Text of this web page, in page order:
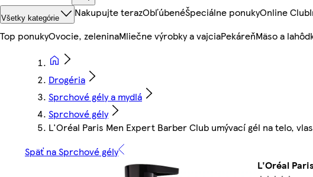
Všetky kategórie Nakupujte terazObľúbenéŠpeciálne ponukyOnline Club
Top ponukyOvocie, zeleninaMliečne výrobky a vajciaPekáreňMäso a
Drogéria
Sprchové gély a mydlá
Sprchové gély
L'Oréal Paris Men Expert Barber Club umývací gél na telo,
Späť na Sprchové gély
L'Oréal